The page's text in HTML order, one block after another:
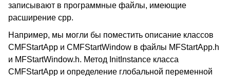
записывают в программные файлы, имеющие
расширение cpp.
Например, мы могли бы поместить описание классов
CMFStartApp и CMFStartWindow в файлы MFStartApp.h
и MFStartWindow.h. Метод InitInstance класса
CMFStartApp и определение глобальной переменной